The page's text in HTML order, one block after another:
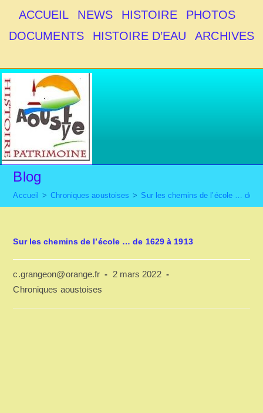
ACCUEIL NEWS HISTOIRE
PHOTOS
DOCUMENTS
HISTOIRE D’EAU ARCHIVES
Blog
Accueil > Chroniques aoustoises > Sur les chemins de l’école … de
Sur les chemins de l’école … de 1629 à 1913
c.grangeon@orange.fr
2 mars 2022
Chroniques aoustoises